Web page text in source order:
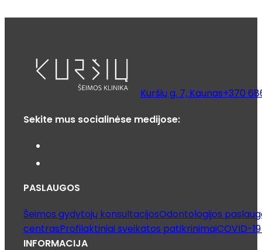
Kuršių g. 7, Kaunas+370
Sekite mus socialinėse medijose:
PASLAUGOS
Šeimos gydytojų konsultacijosOdontologijos
centrasProfilaktiniai sveikatos patikrinimaiCOVID-
INFORMACIJA